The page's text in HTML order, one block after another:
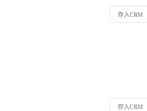
存入CRM
存入CRM